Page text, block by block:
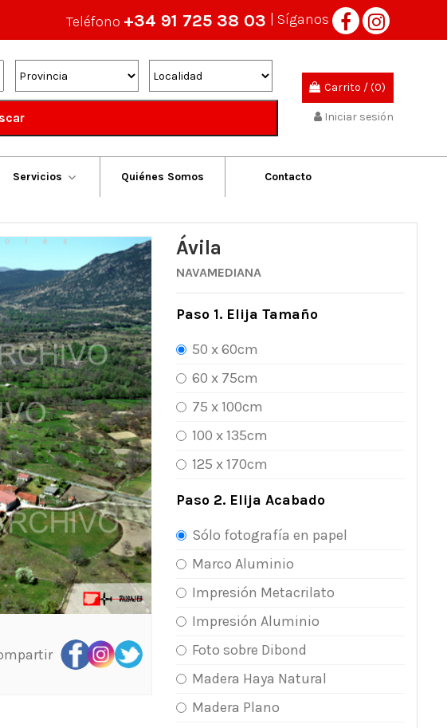
Teléfono +34 91 725 38 03 | Síganos
Carrito /(0)
Iniciar sesión
Servicios Quiénes Somos Contacto
Ávila
NAVAMEDIANA
Paso 1. Elija Tamaño
50 x 60cm
60 x 75cm
75 x 100cm
100 x 135cm
125 x 170cm
Paso 2. Elija Acabado
Sólo fotografía en papel
Marco Aluminio
Impresión Metacrilato
Impresión Aluminio
Foto sobre Dibond
Madera Haya Natural
Madera Plano